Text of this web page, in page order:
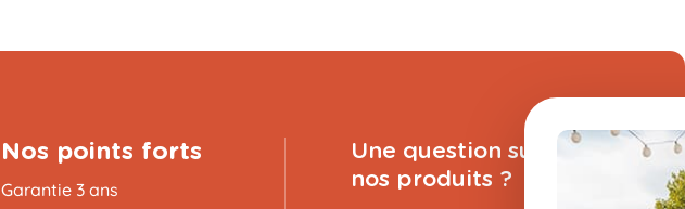
Nos points forts
Garantie 3 ans
Une question sur un de
nos produits ?